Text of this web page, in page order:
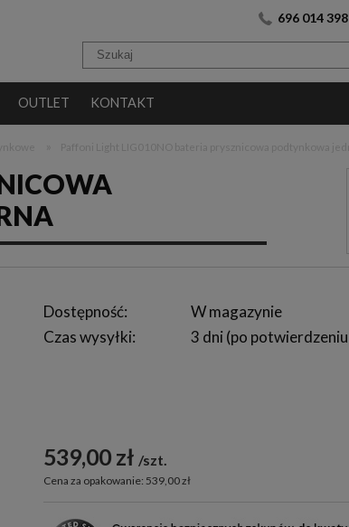
696 014 398
OUTLET KONTAKT
Dostępność:
W magazynie
Czas wysyłki:
3 dni
539,00 zł szt.
Cena za opakowanie: 539,00 zł